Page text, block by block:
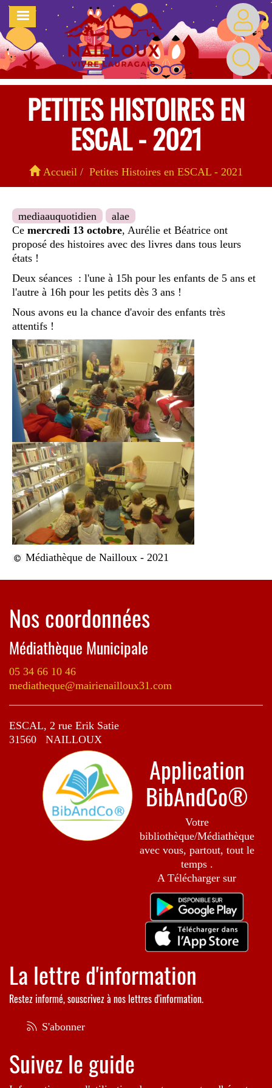
Aller
contenu
principal
MENU
PETITES HISTOIRES EN
ESCAL - 2021
Accueil Petites Histoires en ESCAL - 2021
mediaauquotidien
alae
Ce mercredi 13 octobre, Aurélie et Béatrice ont
proposé des histoires avec des livres dans tous leurs
états !
Deux séances : l'une à 15h pour les enfants de 5 ans et
l'autre à 16h pour les petits dès 3 ans !
Nous avons eu la chance d'avoir des enfants très
attentifs !
Médiathèque de Nailloux - 2021
Nos coordonnées
Médiathèque Municipale
05 34 66 10 46
mediatheque@mairienailloux31.com
ESCAL, 2 rue Erik Satie
31560 NAILLOUX
Application
BibAndCo®
Votre
bibliothèque/Médiathèque
avec vous, partout, tout le
temps .
A Télécharger sur
La lettre d'information
Restez informé, souscrivez à nos lettres d'information.
S'abonner
Suivez le guide